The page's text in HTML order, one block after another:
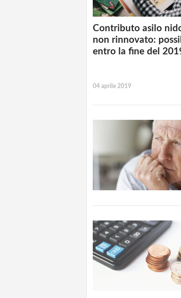
Contributo asilo
non rinnovato:
entro la fine del
04 aprile 2019